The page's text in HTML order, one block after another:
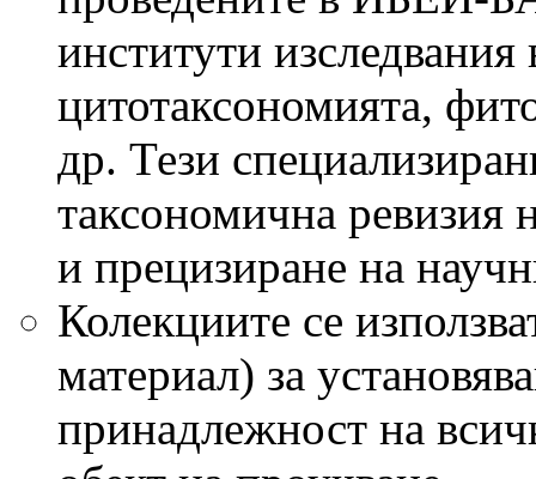
институти изследвания
цитотаксономията,
др. Тези
таксономична ревизия
и прецизиране на
Колекциите се
материал) за
принадлежност на